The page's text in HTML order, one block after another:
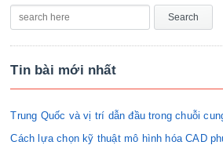
Tin bài mới nhất
Trung Quốc và vị trí dẫn đầu trong chuỗi
Cách lựa chọn kỹ thuật mô hình hóa CAD